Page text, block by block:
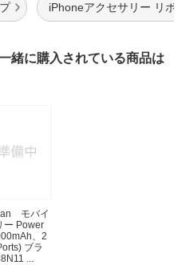
iPhoneアクセサリー リボ
緒に購入されている商品は
モバイ
ー Power
、2
ブラ
...